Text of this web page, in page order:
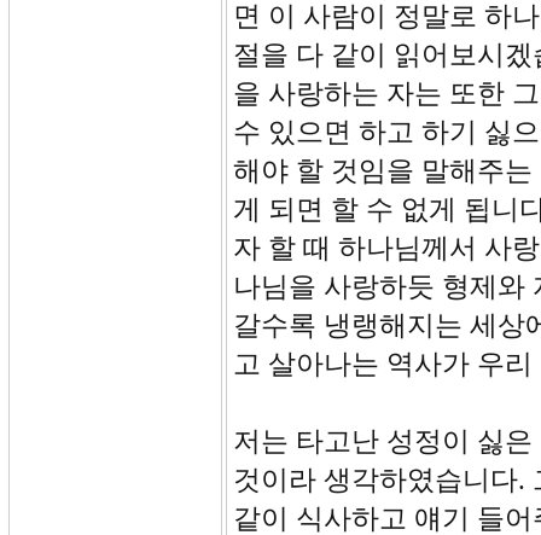
면 이 사람이 정말로 하
절을 다 같이 읽어보시
을 사랑하는 자는 또한
수 있으면 하고 하기 싫
해야 할 것임을 말해주
게 되면 할 수 없게 됩니
자 할 때 하나님께서 사
나님을 사랑하듯 형제와
갈수록 냉랭해지는 세상
고 살아나는 역사가 우
저는 타고난 성정이 싫
것이라 생각하였습니다.
같이 식사하고 얘기 들